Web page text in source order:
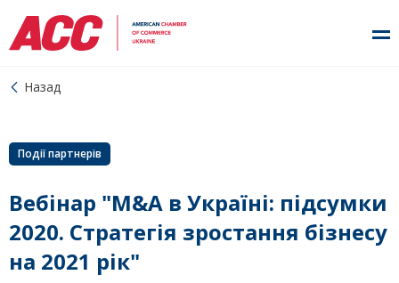
Назад
Події партнерів
Вебінар "M&A в Україні: підсумки
2020. Стратегія зростання бізнесу
на 2021 рік"